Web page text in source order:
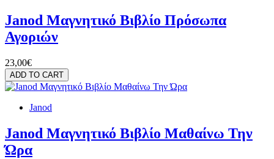
Janod Μαγνητικό Βιβλίο Πρόσωπα
Αγοριών
23,00€
ADD TO CART
Janod
Janod Μαγνητικό Βιβλίο Μαθαίνω Την
Ώρα